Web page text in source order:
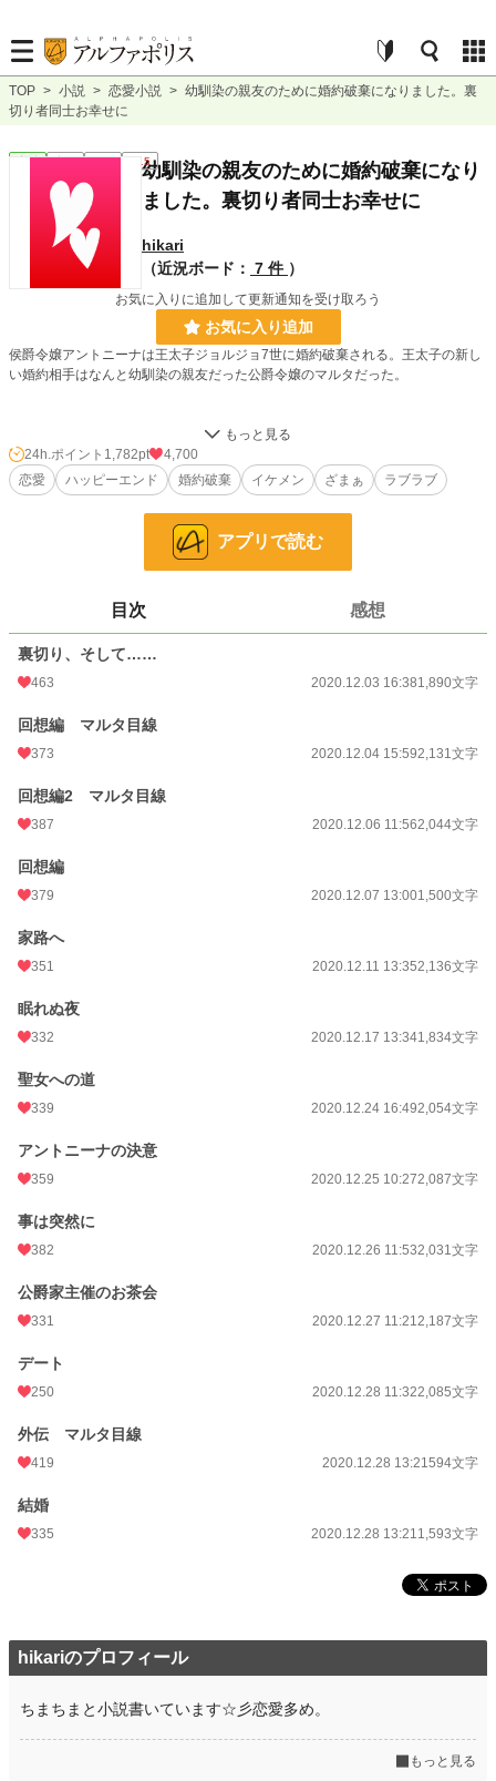
TOP > 小説 > 恋愛小説 > 幼馴染の親友のために婚約破棄になりました。裏
切り者同士お幸せに
恋愛 完結 長編 R15幼馴染の親友のために婚約破棄になり
ました。裏切り者同士お幸せに
hikari
（近況ボード： 7 件 ）
お気に入りに追加して更新通知を受け取ろう
お気に入り追加
侯爵令嬢アントニーナは王太子ジョルジョ7世に婚約破棄される。王太子の新し
い婚約相手はなんと幼馴染の親友だった公爵令嬢のマルタだった。
二人は幼い時から王立学校で仲良しだった。アントニーナがいじめられていた時
は身を張って守ってくれた。しかし、そんな友情にある日亀裂が入る。
408 位 / 66,338 件
1,782 pt
文字数 24,166
初回公開日時 2020.12.03 16:38
年間ポイント
累計ポイント
24h.ポイント 1,782pt
4,700
恋愛
ハッピーエンド 婚約破棄 イケメン ざまぁ ラブラブ
アプリで読む
目次 感想
裏切り、そして……
463 2020.12.03 16:381,890文字
回想編 マルタ目線
373 2020.12.04 15:592,131文字
回想編2 マルタ目線
387 2020.12.06 11:562,044文字
回想編
379 2020.12.07 13:001,500文字
家路へ
351 2020.12.11 13:352,136文字
眠れぬ夜
332 2020.12.17 13:341,834文字
聖女への道
339 2020.12.24 16:492,054文字
アントニーナの決意
359 2020.12.25 10:272,087文字
事は突然に
382 2020.12.26 11:532,031文字
公爵家主催のお茶会
331 2020.12.27 11:212,187文字
デート
250 2020.12.28 11:322,085文字
外伝 マルタ目線
419 2020.12.28 13:21594文字
結婚
335 2020.12.28 13:211,593文字
hikariのプロフィール
ちまちまと小説書いています☆彡恋愛多め。
もっと見る